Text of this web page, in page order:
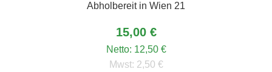
Abholbereit in Wien 21
15,00 €
Netto: 12,50 €
Mwst: 2,50 €